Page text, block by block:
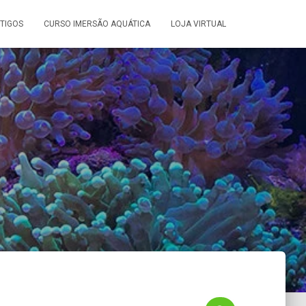
CURSO IMERSÃO AQUÁTICA LOJA VIRTUAL